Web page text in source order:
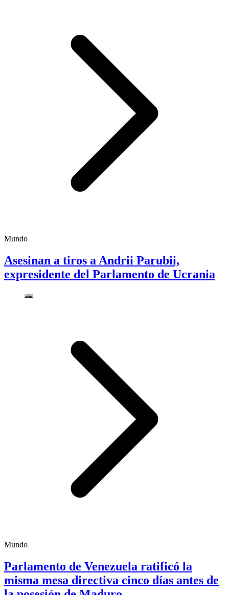
Mundo
Asesinan a tiros a Andrii Parubii,
expresidente del Parlamento de Ucrania
Mundo
Parlamento de Venezuela ratificó la
misma mesa directiva cinco días antes de